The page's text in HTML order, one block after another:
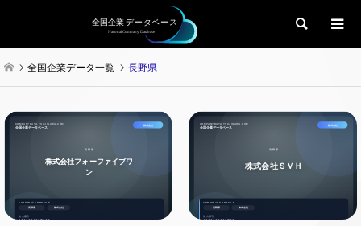
検索
全国企業データ一覧 長野県